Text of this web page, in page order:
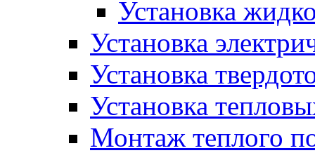
Установка
Установка
Установка
Установка
Монтаж теплого